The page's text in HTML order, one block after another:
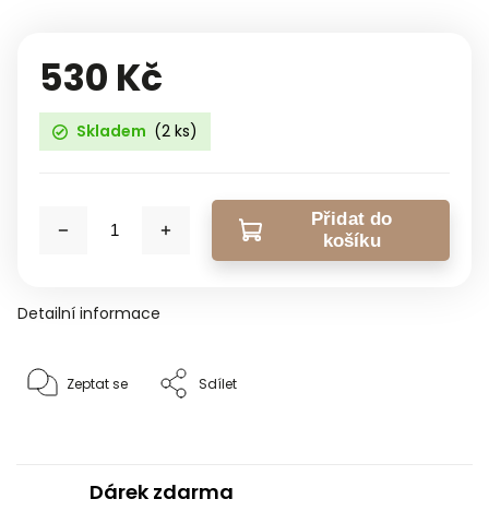
530 Kč
Skladem (2 ks)
Přidat do
košíku
Detailní informace
Zeptat se Sdílet
Dárek zdarma